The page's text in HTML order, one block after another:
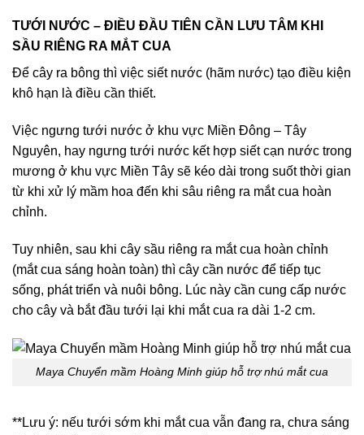
TƯỚI NƯỚC – ĐIỀU ĐẦU TIÊN CẦN LƯU TÂM KHI
SẦU RIÊNG RA MẮT CUA
Để cây ra bông thì việc siết nước (hãm nước) tạo điều kiện
khô hạn là điều cần thiết.
Việc ngưng tưới nước ở khu vực Miền Đông – Tây
Nguyên, hay ngưng tưới nước kết hợp siết cạn nước trong
mương ở khu vực Miền Tây sẽ kéo dài trong suốt thời gian
từ khi xử lý mầm hoa đến khi sâu riêng ra mắt cua hoàn
chỉnh.
Tuy nhiên, sau khi cây sầu riêng ra mắt cua hoàn chỉnh
(mắt cua sáng hoàn toàn) thì cây cần nước để tiếp tục
sống, phát triển và nuôi bông. Lúc này cần cung cấp nước
cho cây và bắt đầu tưới lại khi mắt cua ra dài 1-2 cm.
Maya Chuyển mầm Hoàng Minh giúp hỗ trợ nhú mắt cua
**Lưu ý: nếu tưới sớm khi mắt cua vẫn đang ra, chưa sáng